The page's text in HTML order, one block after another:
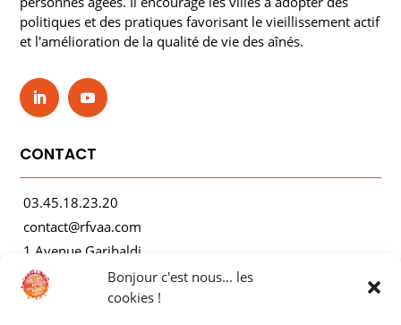
Bonjour c'est nous... les
cookies !
politiques et des pratiques favorisant le vieillissement actif
et l'amélioration de la qualité de vie des aînés.
CONTACT
03.45.18.23.20
contact@rfvaa.com
1 Avenue Garibaldi
21000 Dijon